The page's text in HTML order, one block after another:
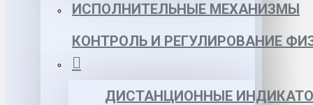
ИСПОЛНИТЕЛЬНЫЕ МЕХАНИЗМЫ
КОНТРОЛЬ И РЕГУЛИРОВАНИЕ
ДИСТАНЦИОННЫЕ